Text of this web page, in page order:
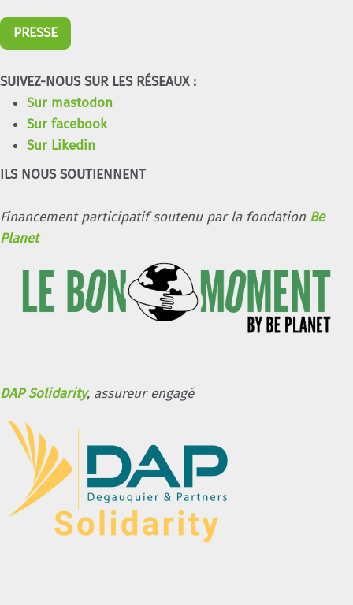
PRESSE
SUIVEZ-NOUS SUR LES RÉSEAUX :
Sur mastodon
Sur facebook
Sur Likedin
ILS NOUS SOUTIENNENT
Financement participatif soutenu par la fondation Be
Planet
DAP Solidarity, assureur engagé